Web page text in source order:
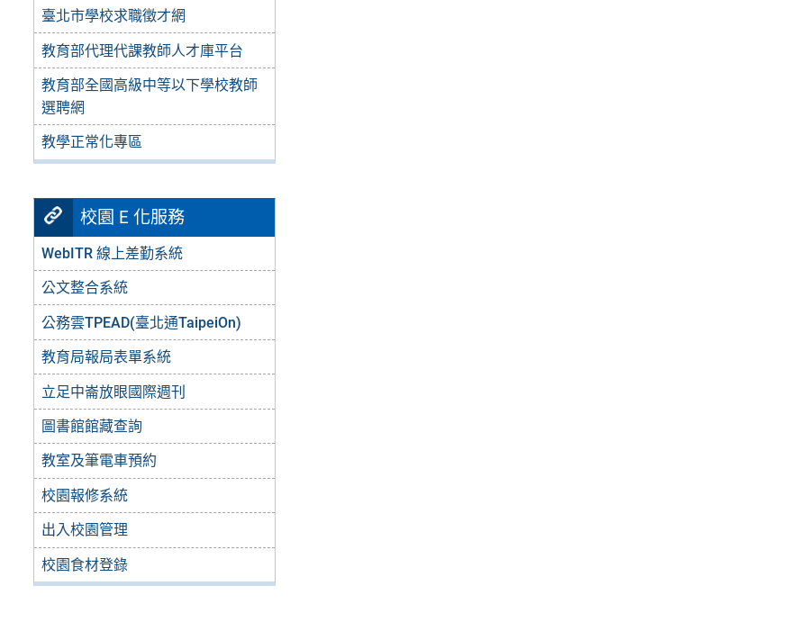
臺北市學校求職徵才網
教育部代理代課教師人才庫平台
教育部全國高級中等以下學校教師
選聘網
教學正常化專區
校園 E 化服務
WebITR 線上差勤系統
公文整合系統
公務雲TPEAD(臺北通TaipeiOn)
教育局報局表單系統
立足中崙放眼國際週刊
圖書館館藏查詢
教室及筆電車預約
校園報修系統
出入校園管理
校園食材登錄